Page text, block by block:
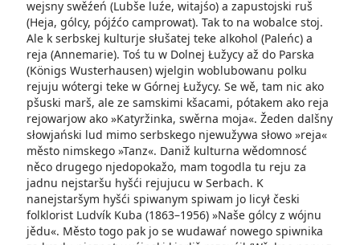
wejsny swěźeń (Lubše luźe, witajśo) a zapustojski ruš
(Heja, gólcy, pójźćo camprowat). Tak to na wobalce stoj.
Ale k serbskej kulturje słušatej teke alkohol (Paleńc) a
reja (Annemarie). Toś tu w Dolnej Łužycy až do Parska
(Königs Wusterhausen) wjelgin woblubowanu polku
rejuju wótergi teke w Górnej Łužycy. Se wě, tam nic ako
pšuski marš, ale ze samskimi kšacami, pótakem ako reja
rejowarjow ako »Katyržinka, swěrna moja«. Žeden dalšny
słowjański lud mimo serbskego njewužywa słowo »reja«
město nimskego »Tanz«. Daniž kulturna wědomnosć
něco drugego njedopokažo, mam togodla tu reju za
jadnu nejstaršu hyšći rejujucu w Serbach. K
nanejstaršym hyšći spiwanym spiwam jo licył česki
folklorist Ludvík Kuba (1863–1956) »Naše gólcy z wójnu
jědu«. Město togo pak jo se wudawaŕ nowego spiwnika